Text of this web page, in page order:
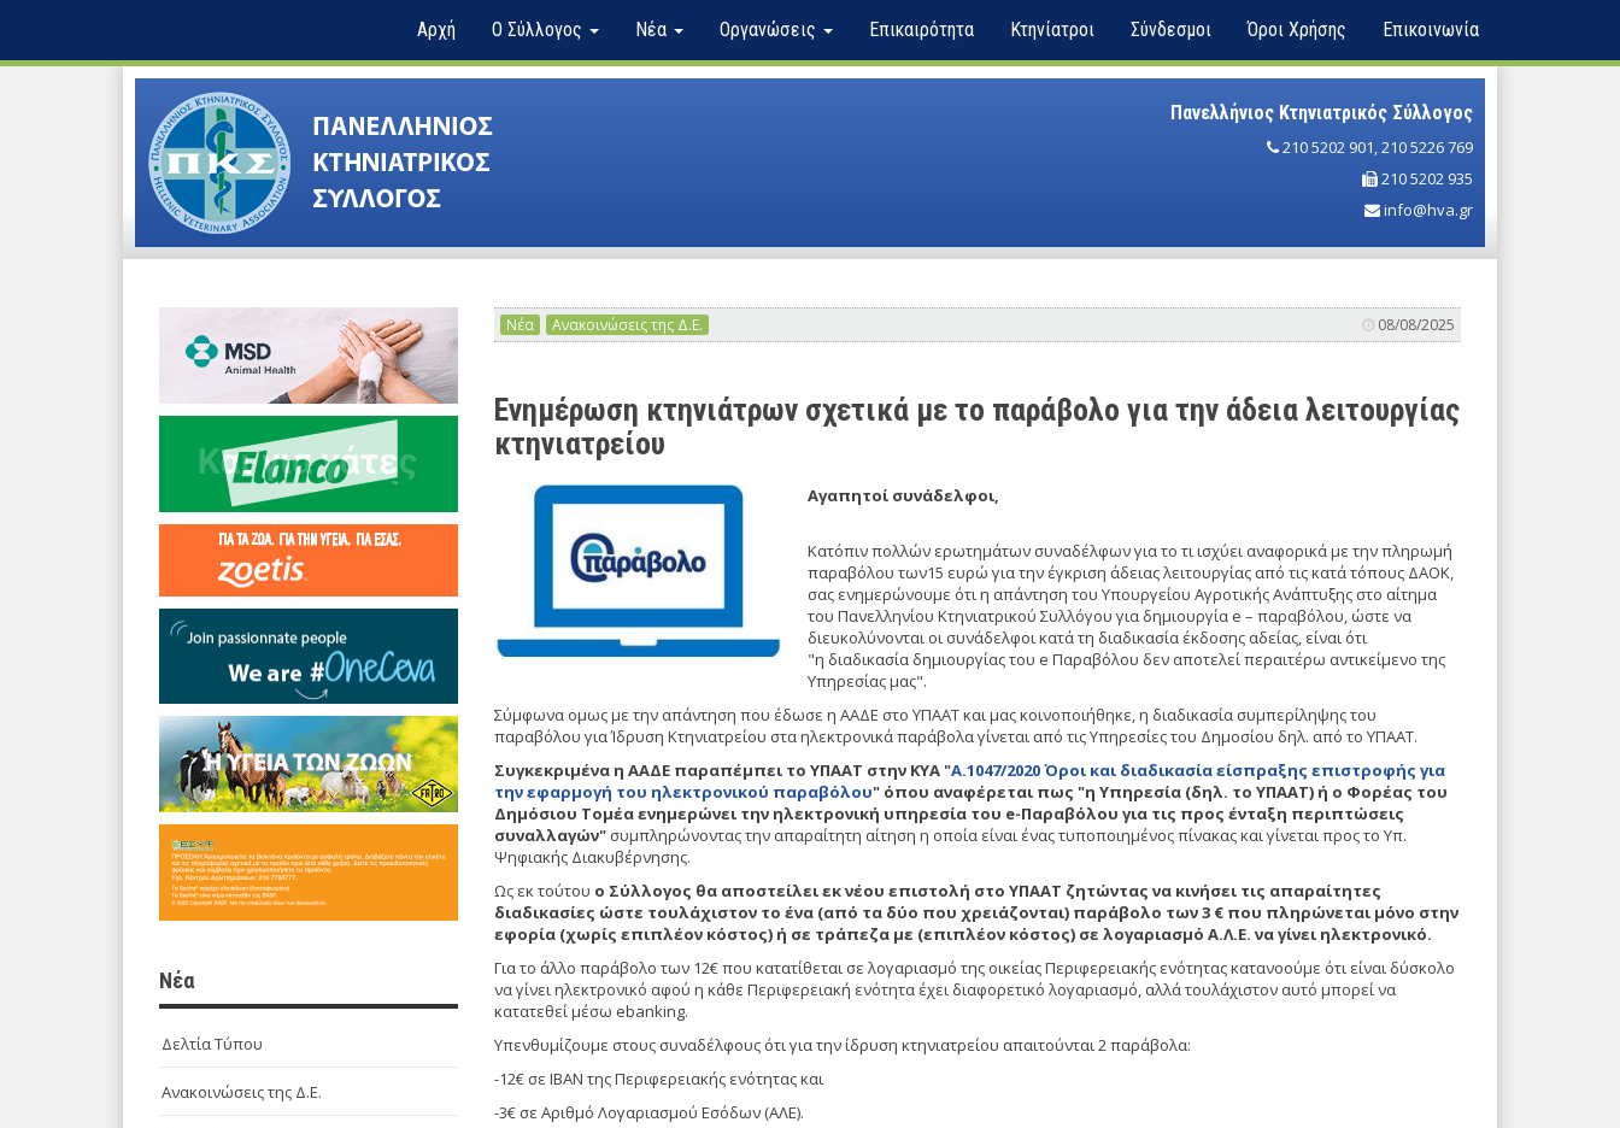
Αρχή Ο Σύλλογος Νέα Οργανώσεις Επικαιρότητα Κτηνίατροι Σύνδεσμοι Όροι Χρήσης Επικοινωνία
Πανελλήνιος Κτηνιατρικός Σύλλογος
210 5202 901,210 5226 769
210 5202 935
info@hva.gr
Νέα
Δελτία Τύπου
Ανακοινώσεις της Δ.Ε.
Νέα Ανακοινώσεις της Δ.Ε. 08/08/2025
Ενημέρωση κτηνιάτρων σχετικά με το παράβολο για την άδεια λειτουργίας
κτηνιατρείου
Αγαπητοί συνάδελφοι,
Κατόπιν πολλών ερωτημάτων συναδέλφων για το τι ισχύει αναφορικά με την πληρωμή
παραβόλου των15 ευρώ για την έγκριση άδειας λειτουργίας από τις κατά τόπους ΔΑΟΚ,
σας ενημερώνουμε ότι η απάντηση του Υπουργείου Αγροτικής Ανάπτυξης στο αίτημα
του Πανελληνίου Κτηνιατρικού Συλλόγου για δημιουργία e – παραβόλου, ώστε να
διευκολύνονται οι συνάδελφοι κατά τη διαδικασία έκδοσης αδείας, είναι ότι
"η διαδικασία δημιουργίας του e Παραβόλου δεν αποτελεί περαιτέρω αντικείμενο της
Υπηρεσίας μας".
Σύμφωνα ομως με την απάντηση που έδωσε η ΑΑΔΕ στο ΥΠΑΑΤ και μας κοινοποιήθηκε, η διαδικασία συμπερίληψης του
παραβόλου για Ίδρυση Κτηνιατρείου στα ηλεκτρονικά παράβολα γίνεται από τις Υπηρεσίες του Δημοσίου δηλ. από το ΥΠΑΑΤ.
Συγκεκριμένα η ΑΑΔΕ παραπέμπει το ΥΠΑΑΤ στην ΚΥΑ "Α.1047/2020 Όροι και διαδικασία είσπραξης επιστροφής για
την εφαρμογή του ηλεκτρονικού παραβόλου" όπου αναφέρεται πως "η Υπηρεσία (δηλ. το ΥΠΑΑΤ) ή ο Φορέας του
Δημόσιου Τομέα ενημερώνει την ηλεκτρονική υπηρεσία του e-Παραβόλου για τις προς ένταξη περιπτώσεις
συναλλαγών"συμπληρώνοντας την απαραίτητη αίτηση η οποία είναι ένας τυποποιημένος πίνακας και γίνεται προς το Υπ.
Ψηφιακής Διακυβέρνησης.
Ως εκ τούτου ο Σύλλογος θα αποστείλει εκ νέου επιστολή στο ΥΠΑΑΤ ζητώντας να κινήσει τις απαραίτητες
διαδικασίες ώστε τουλάχιστον το ένα (από τα δύο που χρειάζονται) παράβολο των 3 € που πληρώνεται μόνο στην
εφορία (χωρίς επιπλέον κόστος) ή σε τράπεζα με (επιπλέον κόστος) σε λογαριασμό Α.Λ.Ε. να γίνει ηλεκτρονικό.
Για το άλλο παράβολο των 12€ που κατατίθεται σε λογαριασμό της οικείας Περιφερειακής ενότητας κατανοούμε ότι είναι δύσκολο
να γίνει ηλεκτρονικό αφού η κάθε Περιφερειακή ενότητα έχει διαφορετικό λογαριασμό, αλλά τουλάχιστον αυτό μπορεί να
κατατεθεί μέσω ebanking.
Υπενθυμίζουμε στους συναδέλφους ότι για την ίδρυση κτηνιατρείου απαιτούνται 2 παράβολα:
-12€ σε ΙΒΑΝ της Περιφερειακής ενότητας και
-3€ σε Αριθμό Λογαριασμού Εσόδων (ΑΛΕ).